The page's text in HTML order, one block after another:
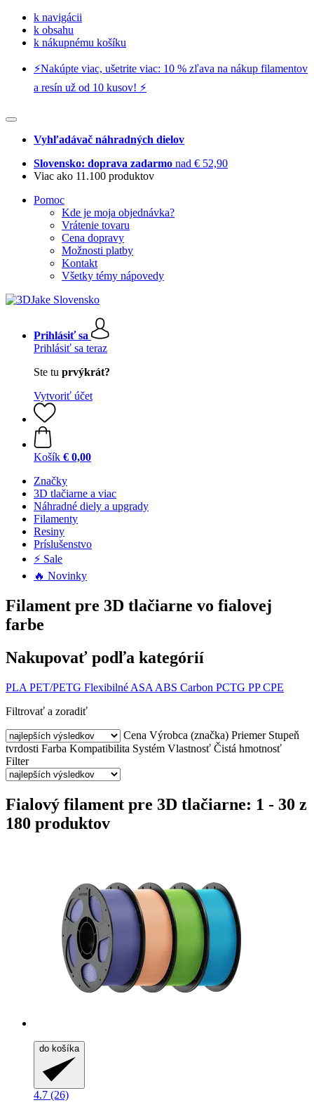
k navigácii
k obsahu
k nákupnému košíku
⚡️Nakúpte viac, ušetrite viac: 10 % zľava na nákup filamentov
a resín už od 10 kusov! ⚡️
Vyhľadávač náhradných dielov
Slovensko: doprava zadarmo nad € 52,90
Viac ako 11.100 produktov
Pomoc
Kde je moja objednávka?
Vrátenie tovaru
Cena dopravy
Možnosti platby
Kontakt
Všetky témy nápovedy
Prihlásiť sa
Prihlásiť sa teraz
Ste tu prvýkrát?
Vytvoriť účet
Košík € 0,00
Značky
3D tlačiarne a viac
Náhradné diely a upgrady
Filamenty
Resiny
Príslušenstvo
⚡ Sale
🔥 Novinky
Filament pre 3D tlačiarne vo fialovej
farbe
Nakupovať podľa kategórií
PLA PET/PETG Flexibilné ASA ABS Carbon PCTG PP CPE
Filtrovať a zoradiť
Cena Výrobca (značka) Priemer Stupeň
tvrdosti Farba Kompatibilita Systém Vlastnosť Čistá hmotnosť
Filter
Fialový filament pre 3D tlačiarne: 1 - 30 z
180 produktov
do košíka
4.7 (26)